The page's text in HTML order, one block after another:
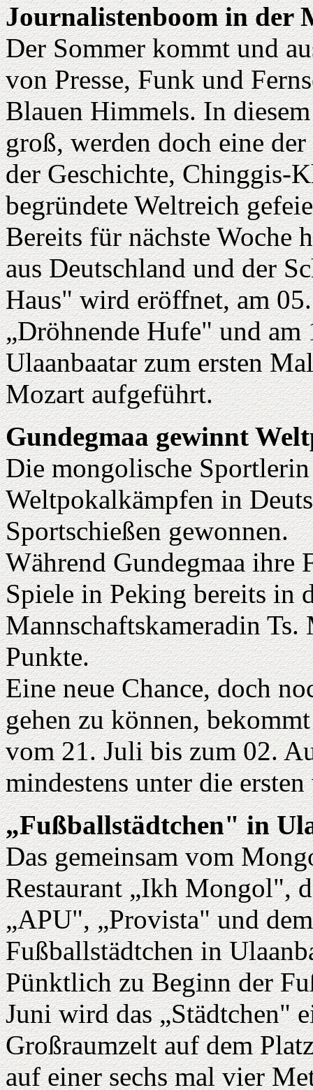
Journalistenboom in der
Der Sommer kommt und
von Presse, Funk und
Blauen Himmels. In
groß, werden doch eine
der Geschichte, Chinggis-
begründete Weltreich
Bereits für nächste Woche
aus Deutschland und der
Haus" wird eröffnet, am
„Dröhnende Hufe" und
Ulaanbaatar zum ersten
Mozart aufgeführt.
Gundegmaa gewinnt
Die mongolische
Weltpokalkämpfen in
Sportschießen gewonnen.
Während Gundegmaa ihre
Spiele in Peking bereits in
Mannschaftskameradin
Punkte.
Eine neue Chance, doch
gehen zu können,
vom 21. Juli bis zum 02.
mindestens unter die
„Fußballstädtchen" in
Das gemeinsam vom
Restaurant „Ikh Mongol",
„APU", „Provista" und
Fußballstädtchen in
Pünktlich zu Beginn der
Juni wird das „Städtchen"
Großraumzelt auf dem
auf einer sechs mal vier